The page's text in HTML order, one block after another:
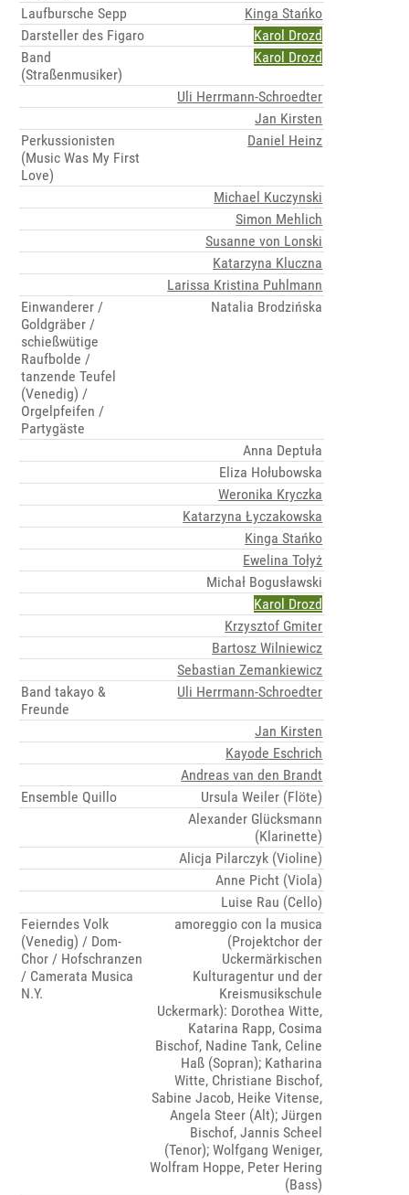
Laufbursche Sepp
Kinga Stańko
Darsteller des Figaro
Karol Drozd
Band
(Straßenmusiker)
Karol Drozd
Uli Herrmann-Schroedter
Jan Kirsten
Perkussionisten
(Music Was My First
Love)
Daniel Heinz
Michael Kuczynski
Simon Mehlich
Susanne von Lonski
Katarzyna Kluczna
Larissa Kristina Puhlmann
Einwanderer /
Goldgräber /
schießwütige
Raufbolde /
tanzende Teufel
(Venedig) /
Orgelpfeifen /
Partygäste
Natalia Brodzińska
Anna Deptuła
Eliza Hołubowska
Weronika Kryczka
Katarzyna Łyczakowska
Kinga Stańko
Ewelina Tołyż
Michał Bogusławski
Karol Drozd
Krzysztof Gmiter
Bartosz Wilniewicz
Sebastian Zemankiewicz
Band takayo &
Freunde
Uli Herrmann-Schroedter
Jan Kirsten
Kayode Eschrich
Andreas van den Brandt
Ensemble Quillo
Ursula Weiler (Flöte)
Alexander Glücksmann
(Klarinette)
Alicja Pilarczyk (Violine)
Anne Picht (Viola)
Luise Rau (Cello)
Feierndes Volk
(Venedig) / Dom-
Chor / Hofschranzen
/ Camerata Musica
N.Y.
amoreggio con la musica
(Projektchor der
Uckermärkischen
Kulturagentur und der
Kreismusikschule
Uckermark): Dorothea Witte,
Katarina Rapp, Cosima
Bischof, Nadine Tank, Celine
Haß (Sopran); Katharina
Witte, Christiane Bischof,
Sabine Jacob, Heike Vitense,
Angela Steer (Alt); Jürgen
Bischof, Jannis Scheel
(Tenor); Wolfgang Weniger,
Wolfram Hoppe, Peter Hering
(Bass)